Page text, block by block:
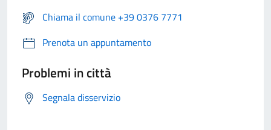
Chiama il comune +39 0376 7771
Prenota un appuntamento
Problemi in città
Segnala disservizio